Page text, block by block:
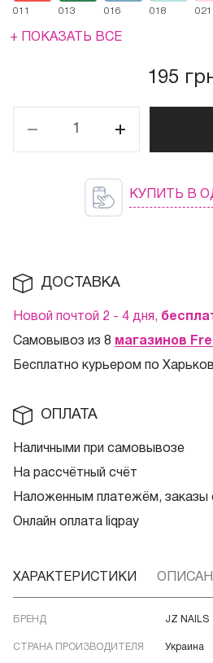
011 013 016 018 021
+ ПОКАЗАТЬ ВСЕ
195
КУПИТЬ В
ДОСТАВКА
Новой почтой 2 - 4 дня,
Самовывоз из 8 магазинов
Бесплатно курьером по
ОПЛАТА
Наличными при самовывозе
На рассчётный счёт
Наложенным платежём, заказы
Онлайн оплата liqpay
ХАРАКТЕРИСТИКИ
БРЕНД JZ NAILS
СТРАНА ПРОИЗВОДИТЕЛЯ Украина